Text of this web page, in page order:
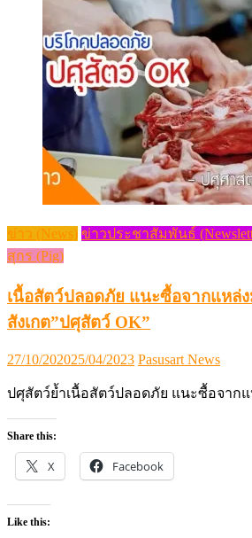
ข่าว (News) ข่าวประชาสัมพันธ์
สุกร (Pig)
เนื้อสัตว์ปลอดภัย แนะซื้อจากแหล่
สังเกต”ปศุสัตว์ OK”
Posted
27/10/202025/04/2023 Author
Pasusart News
ปศุสัตว์ย้ำเนื้อสัตว์ปลอดภัย แนะซื้อจาก
Share this:
X Facebook
Like this: